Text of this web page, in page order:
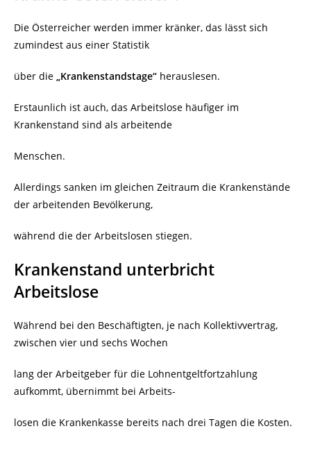
Die Österreicher werden immer kränker, das lässt sich
zumindest aus einer Statistik
über die „Krankenstandstage“ herauslesen.
Erstaunlich ist auch, das Arbeitslose häufiger im
Krankenstand sind als arbeitende
Menschen.
Allerdings sanken im gleichen Zeitraum die Krankenstände
der arbeitenden Bevölkerung,
während die der Arbeitslosen stiegen.
Krankenstand unterbricht
Arbeitslose
Während bei den Beschäftigten, je nach Kollektivvertrag,
zwischen vier und sechs Wochen
lang der Arbeitgeber für die Lohnentgeltfortzahlung
aufkommt, übernimmt bei Arbeits-
losen die Krankenkasse bereits nach drei Tagen die Kosten.